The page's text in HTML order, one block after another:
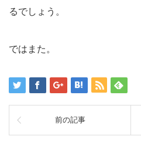
るでしょう。
ではまた。
前の記事